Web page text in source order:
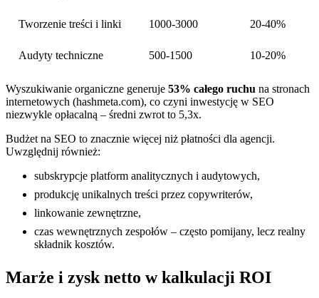
Tworzenie treści i linki 1000-3000 20-40%
Audyty techniczne 500-1500 10-20%
Wyszukiwanie organiczne generuje 53% całego ruchu na stronach
internetowych (hashmeta.com), co czyni inwestycję w SEO
niezwykle opłacalną – średni zwrot to 5,3x.
Budżet na SEO to znacznie więcej niż płatności dla agencji.
Uwzględnij również:
subskrypcje platform analitycznych i audytowych,
produkcję unikalnych treści przez copywriterów,
linkowanie zewnętrzne,
czas wewnętrznych zespołów – często pomijany, lecz realny
składnik kosztów.
Marże i zysk netto w kalkulacji ROI